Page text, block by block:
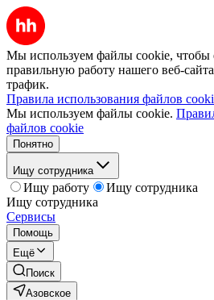
Мы используем файлы cookie, чтобы
правильную работу нашего веб-
трафик.
Правила использования файлов
Мы используем файлы cookie.
файлов cookie
Понятно
Ищу сотрудника
Ищу работу
Ищу сотрудника
Ищу сотрудника
Сервисы
Помощь
Ещё
Поиск
Азовское